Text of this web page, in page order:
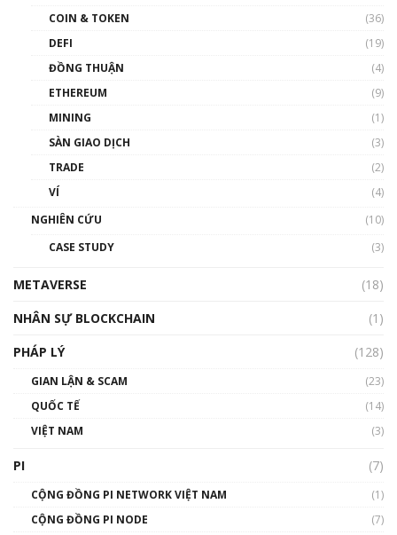
00:39:31
Phổ cập Blockchain
thống & Crypto qua các cuộc chiến | Phổ cập
01:32:59
gió ấm
Talkshow 14: MemeCoin – Trò đùa tỷ đô
COIN & TOKEN
(36)
DEFI
(19)
ĐỒNG THUẬN
(4)
ETHEREUM
(9)
MINING
(1)
SÀN GIAO DỊCH
(3)
TRADE
(2)
VÍ
(4)
NGHIÊN CỨU
(10)
CASE STUDY
(3)
METAVERSE
(18)
NHÂN SỰ BLOCKCHAIN
(1)
PHÁP LÝ
(128)
GIAN LẬN & SCAM
(23)
QUỐC TẾ
(14)
VIỆT NAM
(3)
PI (7)
CỘNG ĐỒNG PI NETWORK VIỆT NAM
(1)
CỘNG ĐỒNG PI NODE
(7)